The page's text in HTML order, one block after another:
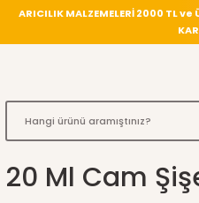
ARICILIK MALZEMELERİ 2000 TL ve
20 Ml Cam